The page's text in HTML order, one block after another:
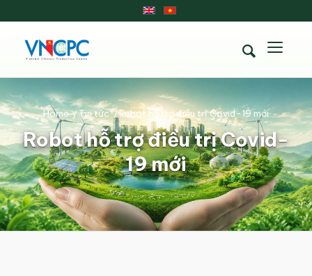
Robot hỗ trợ điều trị Covid-
19 mới
Home /Tin tức /Robot hỗ trợ điều trị Covid-19 mới